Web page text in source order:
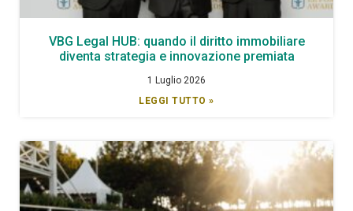
VBG Legal HUB: quando il diritto immobiliare
diventa strategia e innovazione premiata
1 Luglio 2026
LEGGI TUTTO »